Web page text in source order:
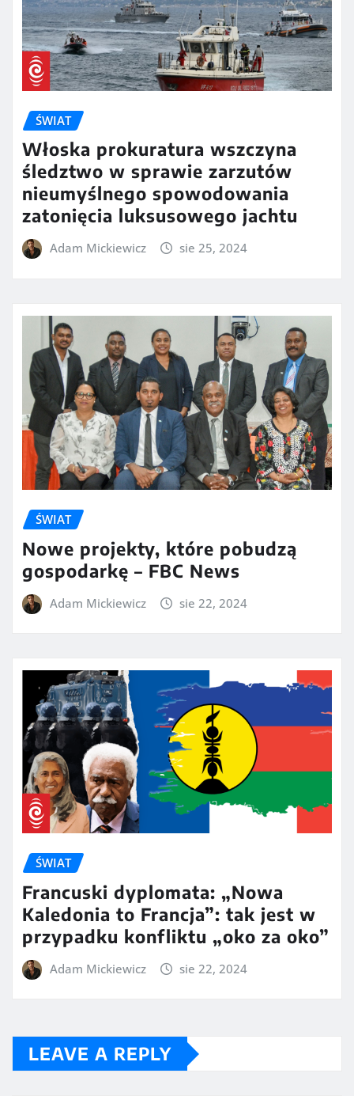
ŚWIAT
Włoska prokuratura wszczyna
śledztwo w sprawie zarzutów
nieumyślnego spowodowania
zatonięcia luksusowego jachtu
Adam Mickiewicz sie 25, 2024
ŚWIAT
Nowe projekty, które pobudzą
gospodarkę – FBC News
Adam Mickiewicz sie 22, 2024
ŚWIAT
Francuski dyplomata: „Nowa
Kaledonia to Francja”: tak jest w
przypadku konfliktu „oko za oko”
Adam Mickiewicz sie 22, 2024
LEAVE A REPLY